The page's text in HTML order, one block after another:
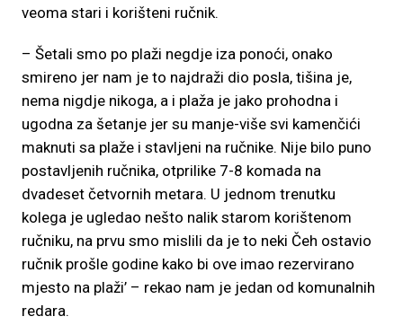
veoma stari i korišteni ručnik.
– Šetali smo po plaži negdje iza ponoći, onako
smireno jer nam je to najdraži dio posla, tišina je,
nema nigdje nikoga, a i plaža je jako prohodna i
ugodna za šetanje jer su manje-više svi kamenčići
maknuti sa plaže i stavljeni na ručnike. Nije bilo puno
postavljenih ručnika, otprilike 7-8 komada na
dvadeset četvornih metara. U jednom trenutku
kolega je ugledao nešto nalik starom korištenom
ručniku, na prvu smo mislili da je to neki Čeh ostavio
ručnik prošle godine kako bi ove imao rezervirano
mjesto na plaži’ – rekao nam je jedan od komunalnih
redara.